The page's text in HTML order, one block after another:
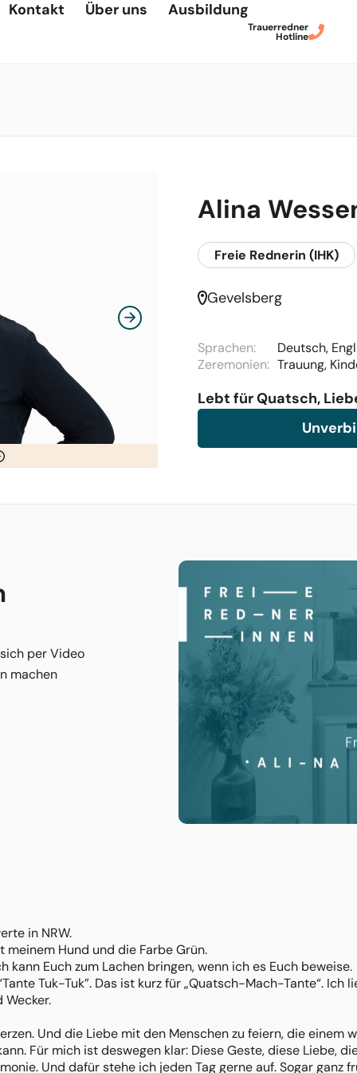
Kontakt Über uns Ausbildung
Trauerredner
Hotline
Alina
Freie Rednerin (IHK)
Gevelsberg
Sprachen:
Deutsch,
Zeremonien: Trauung,
Lebt für Quatsch,
per Video
machen
in NRW.
Hund und die Farbe Grün.
kann Euch zum Lachen bringen, wenn ich es Euch beweise.
Tuk-Tuk”. Das ist kurz für „Quatsch-Mach-Tante“. Ich
Wecker.
Und die Liebe mit den Menschen zu feiern, die einem
Für mich ist deswegen klar: Diese Geste, diese Liebe,
Und dafür stehe ich jeden Tag gerne auf. Sogar ganz